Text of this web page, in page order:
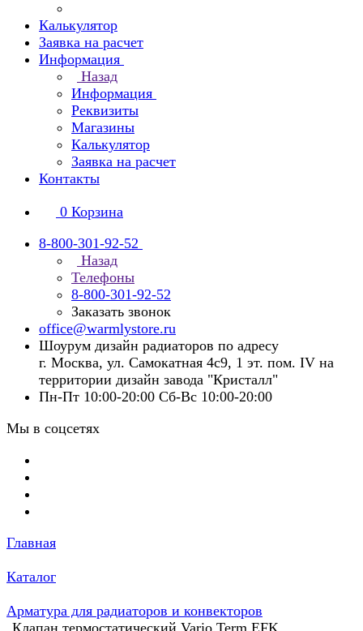
Калькулятор
Заявка на расчет
Информация
Назад
Информация
Реквизиты
Магазины
Калькулятор
Заявка на расчет
Контакты
0 Корзина
8-800-301-92-52
Назад
Телефоны
8-800-301-92-52
Заказать звонок
office@warmlystore.ru
Шоурум дизайн радиаторов по адресу
г. Москва, ул. Самокатная 4с9, 1 эт. пом. IV на
территории дизайн завода "Кристалл"
Пн-Пт 10:00-20:00 Сб-Вс 10:00-20:00
Мы в соцсетях
Главная
Каталог
Арматура для радиаторов и конвекторов
Клапан термостатический Vario Term EFK